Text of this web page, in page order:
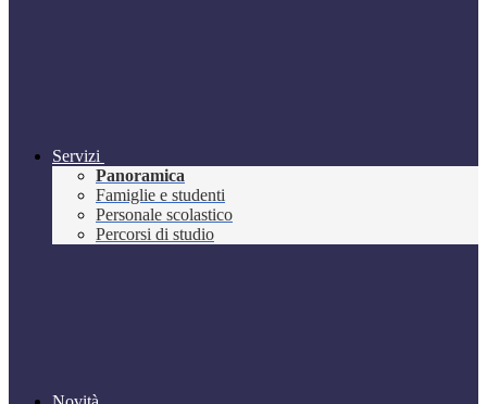
Servizi
Panoramica
Famiglie e studenti
Personale scolastico
Percorsi di studio